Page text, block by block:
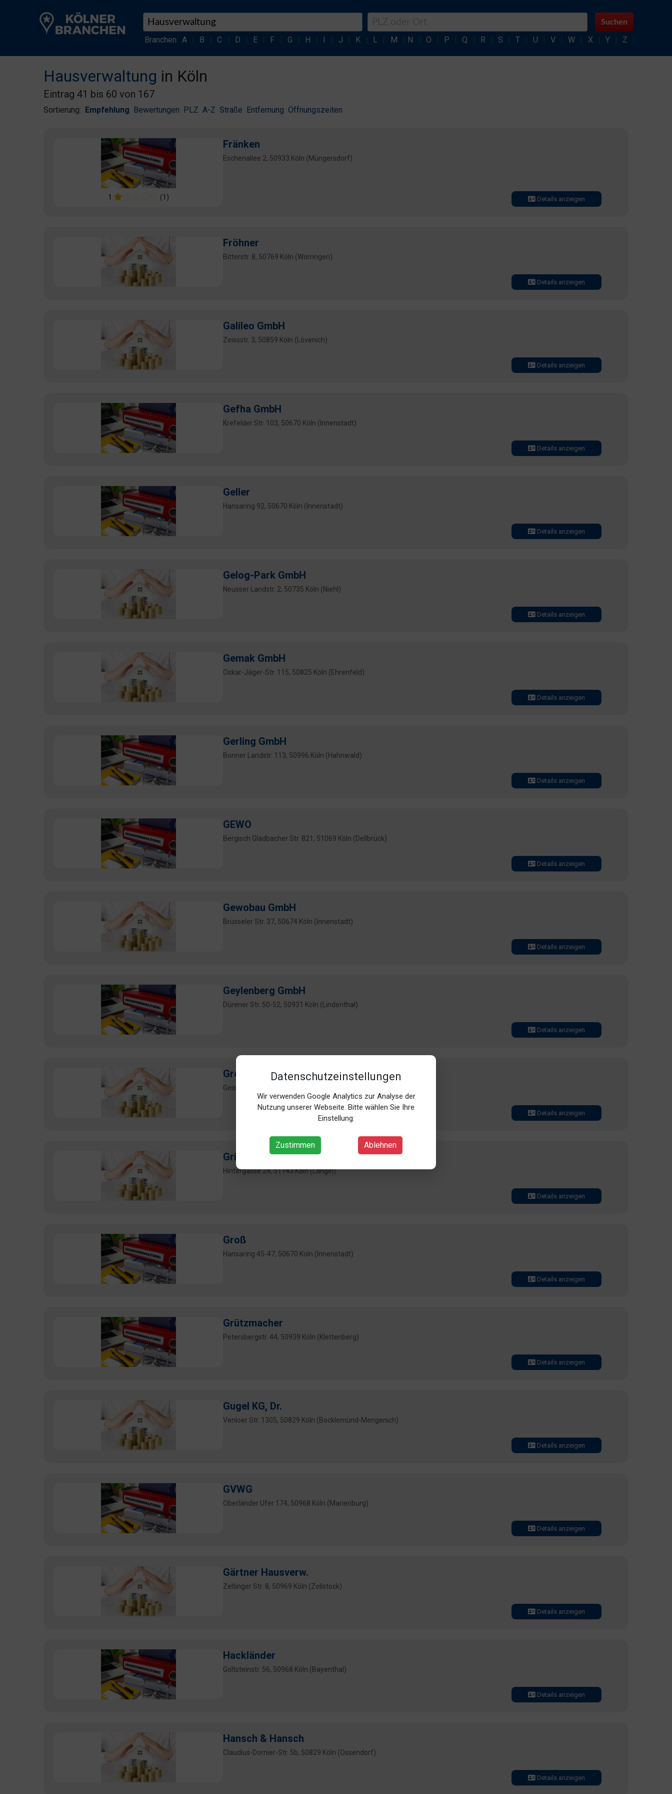
Datenschutzeinstellungen
Wir verwenden Google Analytics zur Analyse der
Nutzung unserer Webseite. Bitte wählen Sie Ihre
Einstellung:
Zustimmen Ablehnen
Suchen
Branchen: A B C D E F G H I J K L M N O P Q R S T U V W X Y Z
Hausverwaltung in Köln
Eintrag 41 bis 60 von 167
Sortierung: Empfehlung Bewertungen PLZ A-Z Straße Entfernung Öffnungszeiten
1 (1)
Fränken
Eschenallee 2, 50933 Köln (Müngersdorf)
Details anzeigen
Fröhner
Bitterstr. 8, 50769 Köln (Worringen)
Details anzeigen
Galileo GmbH
Zeissstr. 3, 50859 Köln (Lövenich)
Details anzeigen
Gefha GmbH
Krefelder Str. 103, 50670 Köln (Innenstadt)
Details anzeigen
Geller
Hansaring 92, 50670 Köln (Innenstadt)
Details anzeigen
Gelog-Park GmbH
Neusser Landstr. 2, 50735 Köln (Niehl)
Details anzeigen
Gemak GmbH
Oskar-Jäger-Str. 115, 50825 Köln (Ehrenfeld)
Details anzeigen
Gerling GmbH
Bonner Landstr. 113, 50996 Köln (Hahnwald)
Details anzeigen
GEWO
Bergisch Gladbacher Str. 821, 51069 Köln (Dellbrück)
Details anzeigen
Gewobau GmbH
Brüsseler Str. 37, 50674 Köln (Innenstadt)
Details anzeigen
Geylenberg GmbH
Dürener Str. 50-52, 50931 Köln (Lindenthal)
Details anzeigen
Greven
Geisbergstr. 74, 50939 Köln (Klettenberg)
Details anzeigen
Grimm
Hintergasse 24, 51143 Köln (Langel)
Details anzeigen
Groß
Hansaring 45-47, 50670 Köln (Innenstadt)
Details anzeigen
Grützmacher
Petersbergstr. 44, 50939 Köln (Klettenberg)
Details anzeigen
Gugel KG, Dr.
Venloer Str. 1305, 50829 Köln (Bocklemünd-Mengenich)
Details anzeigen
GVWG
Oberländer Ufer 174, 50968 Köln (Marienburg)
Details anzeigen
Gärtner Hausverw.
Zeltinger Str. 8, 50969 Köln (Zollstock)
Details anzeigen
Hackländer
Goltsteinstr. 56, 50968 Köln (Bayenthal)
Details anzeigen
Hansch & Hansch
Claudius-Dornier-Str. 5b, 50829 Köln (Ossendorf)
Details anzeigen